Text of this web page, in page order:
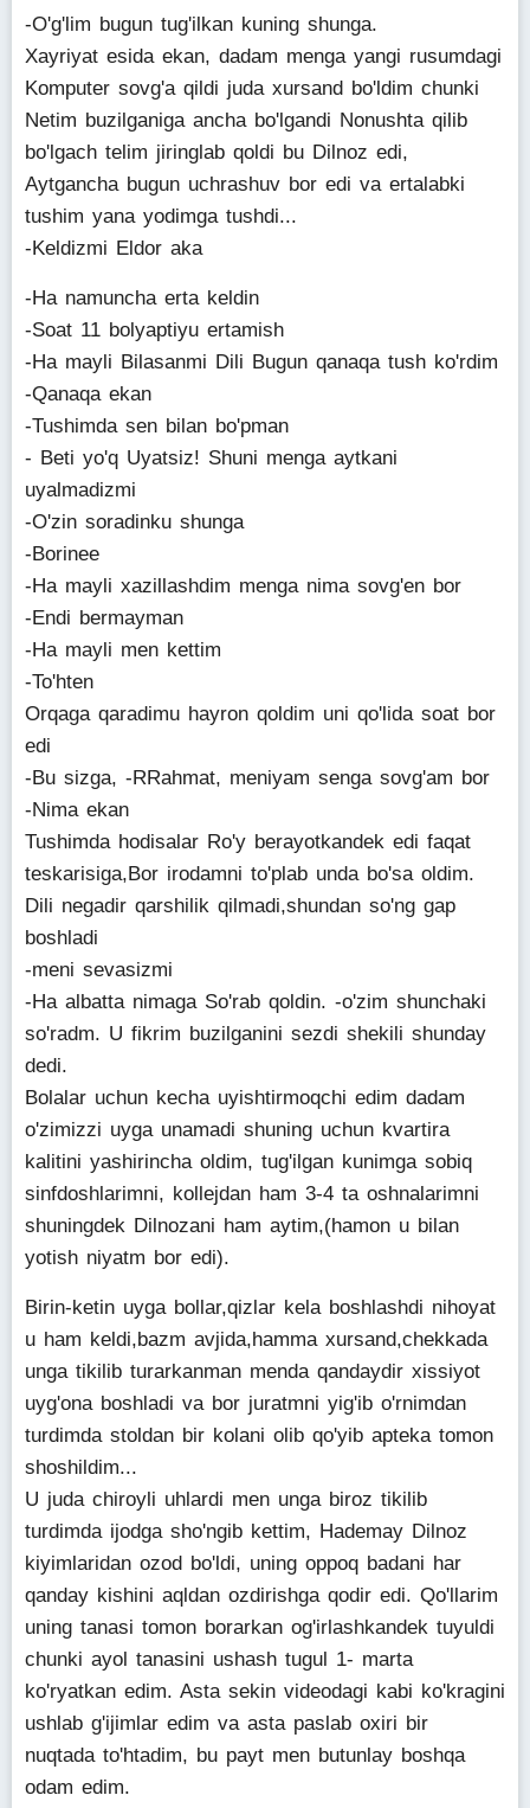
-O'g'lim bugun tug'ilkan kuning shunga.
Xayriyat esida ekan, dadam menga yangi rusumdagi
Komputer sovg'a qildi juda xursand bo'ldim chunki
Netim buzilganiga ancha bo'lgandi Nonushta qilib
bo'lgach telim jiringlab qoldi bu Dilnoz edi,
Aytgancha bugun uchrashuv bor edi va ertalabki
tushim yana yodimga tushdi...
-Keldizmi Eldor aka
-Ha namuncha erta keldin
-Soat 11 bolyaptiyu ertamish
-Ha mayli Bilasanmi Dili Bugun qanaqa tush ko'rdim
-Qanaqa ekan
-Tushimda sen bilan bo'pman
- Beti yo'q Uyatsiz! Shuni menga aytkani
uyalmadizmi
-O'zin soradinku shunga
-Borinee
-Ha mayli xazillashdim menga nima sovg'en bor
-Endi bermayman
-Ha mayli men kettim
-To'hten
Orqaga qaradimu hayron qoldim uni qo'lida soat bor
edi
-Bu sizga, -RRahmat, meniyam senga sovg'am bor
-Nima ekan
Tushimda hodisalar Ro'y berayotkandek edi faqat
teskarisiga,Bor irodamni to'plab unda bo'sa oldim.
Dili negadir qarshilik qilmadi,shundan so'ng gap
boshladi
-meni sevasizmi
-Ha albatta nimaga So'rab qoldin. -o'zim shunchaki
so'radm. U fikrim buzilganini sezdi shekili shunday
dedi.
Bolalar uchun kecha uyishtirmoqchi edim dadam
o'zimizzi uyga unamadi shuning uchun kvartira
kalitini yashirincha oldim, tug'ilgan kunimga sobiq
sinfdoshlarimni, kollejdan ham 3-4 ta oshnalarimni
shuningdek Dilnozani ham aytim,(hamon u bilan
yotish niyatm bor edi).
Birin-ketin uyga bollar,qizlar kela boshlashdi nihoyat
u ham keldi,bazm avjida,hamma xursand,chekkada
unga tikilib turarkanman menda qandaydir xissiyot
uyg'ona boshladi va bor juratmni yig'ib o'rnimdan
turdimda stoldan bir kolani olib qo'yib apteka tomon
shoshildim...
U juda chiroyli uhlardi men unga biroz tikilib
turdimda ijodga sho'ngib kettim, Hademay Dilnoz
kiyimlaridan ozod bo'ldi, uning oppoq badani har
qanday kishini aqldan ozdirishga qodir edi. Qo'llarim
uning tanasi tomon borarkan og'irlashkandek tuyuldi
chunki ayol tanasini ushash tugul 1- marta
ko'ryatkan edim. Asta sekin videodagi kabi ko'kragini
ushlab g'ijimlar edim va asta paslab oxiri bir
nuqtada to'htadim, bu payt men butunlay boshqa
odam edim.